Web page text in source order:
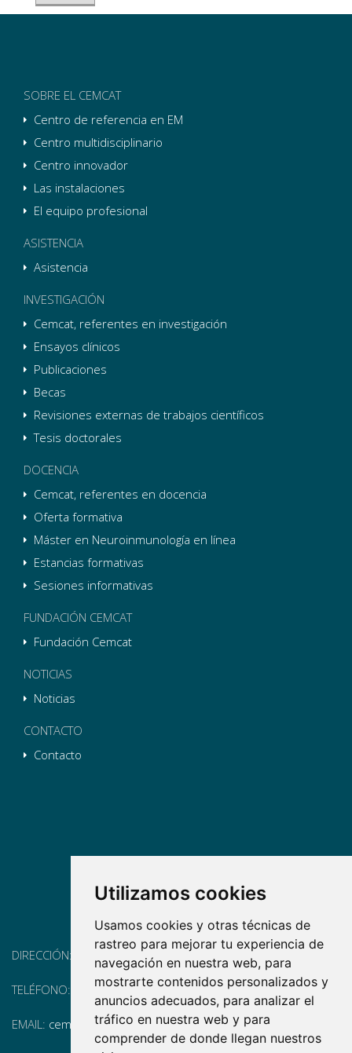
Utilizamos cookies
Usamos cookies y otras técnicas de
rastreo para mejorar tu experiencia de
navegación en nuestra web, para
mostrarte contenidos personalizados y
anuncios adecuados, para analizar el
tráfico en nuestra web y para
comprender de donde llegan nuestros
SOBRE EL CEMCAT
Centro de referencia en EM
Centro multidisciplinario
Centro innovador
Las instalaciones
El equipo profesional
ASISTENCIA
Asistencia
INVESTIGACIÓN
Cemcat, referentes en investigación
Ensayos clínicos
Publicaciones
Becas
Revisiones externas de trabajos científicos
Tesis doctorales
DOCENCIA
Cemcat, referentes en docencia
Oferta formativa
Máster en Neuroinmunología en línea
Estancias formativas
Sesiones informativas
FUNDACIÓN CEMCAT
Fundación Cemcat
NOTICIAS
Noticias
CONTACTO
Contacto
DIRECCIÓN: Pg. Vall d'Hebron, 119-129, 08035 Barcelona
TELÉFONO: (+34) 93 175 15 55
EMAIL: cem-cat@cem-cat.org